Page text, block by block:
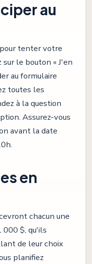
au
tenter votre
le bouton « J'en
au formulaire
toutes les
à la question
Assurez-vous
avant la date
en
chacun une
000 $, qu'ils
de leur choix
planifiez